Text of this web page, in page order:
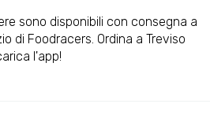
sono disponibili con consegna a
di Foodracers. Ordina a Treviso
l'app!